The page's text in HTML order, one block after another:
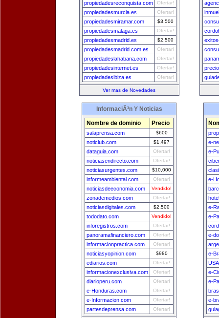
propiedadesreconquista.com Ofertar!
propiedadesmurcia.es Ofertar!
propiedadesmiramar.com $3,500
propiedadesmalaga.es Ofertar!
propiedadesmadrid.es $2,500
propiedadesmadrid.com.es Ofertar!
propiedadeslahabana.com Ofertar!
propiedadesinternet.es Ofertar!
propiedadesibiza.es Ofertar!
Ver mas de Novedades
InformaciÃ³n Y Noticias
Nombre de dominio Precio
salaprensa.com $600
noticlub.com $1,497
dataguia.com Ofertar!
noticiasendirecto.com Ofertar!
noticiasurgentes.com $10,000
informeambiental.com Ofertar!
noticiasdeeconomia.com Vendido!
zonademedios.com Ofertar!
noticiasdigitales.com $2,500
tododato.com Vendido!
inforegistros.com Ofertar!
panoramafinanciero.com Ofertar!
informacionpractica.com Ofertar!
noticiasyopinion.com $980
ediarios.com Ofertar!
informacionexclusiva.com Ofertar!
diarioperu.com Ofertar!
e-Honduras.com Ofertar!
e-Informacion.com Ofertar!
partesdeprensa.com Ofertar!
e-
e-
e-
e-
e-
e-
e-
e-
e-
e-